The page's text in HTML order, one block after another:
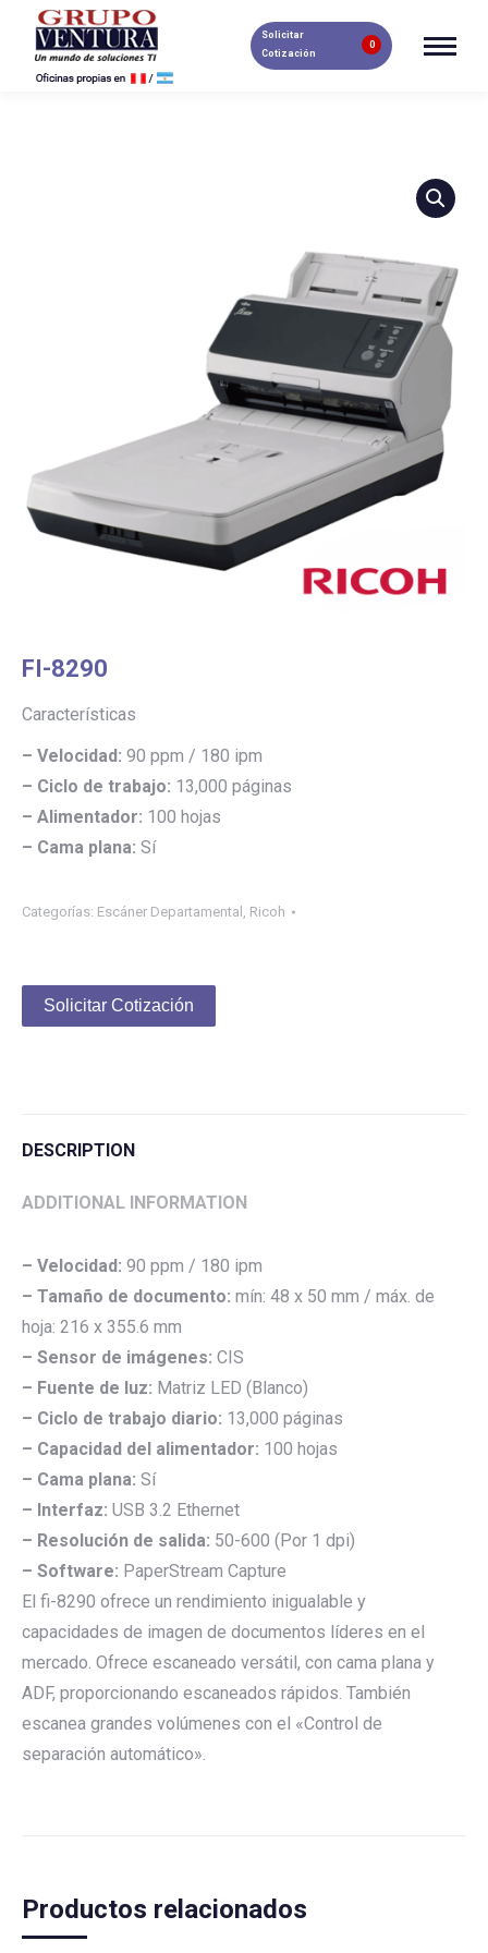
Solicitar
Cotización
0
FI-8290
Características
– Velocidad: 90 ppm / 180 ipm
– Ciclo de trabajo: 13,000 páginas
– Alimentador: 100 hojas
– Cama plana: Sí
Categorías: Escáner Departamental , Ricoh
Solicitar Cotización
DESCRIPTION
ADDITIONAL INFORMATION
– Velocidad: 90 ppm / 180 ipm
– Tamaño de documento: mín: 48 x 50 mm / máx. de
hoja: 216 x 355.6 mm
– Sensor de imágenes: CIS
– Fuente de luz: Matriz LED (Blanco)
– Ciclo de trabajo diario: 13,000 páginas
– Capacidad del alimentador: 100 hojas
– Cama plana: Sí
– Interfaz: USB 3.2 Ethernet
– Resolución de salida: 50-600 (Por 1 dpi)
– Software: PaperStream Capture
El fi-8290 ofrece un rendimiento inigualable y
capacidades de imagen de documentos líderes en el
mercado. Ofrece escaneado versátil, con cama plana y
ADF, proporcionando escaneados rápidos. También
escanea grandes volúmenes con el «Control de
separación automático».
Productos relacionados